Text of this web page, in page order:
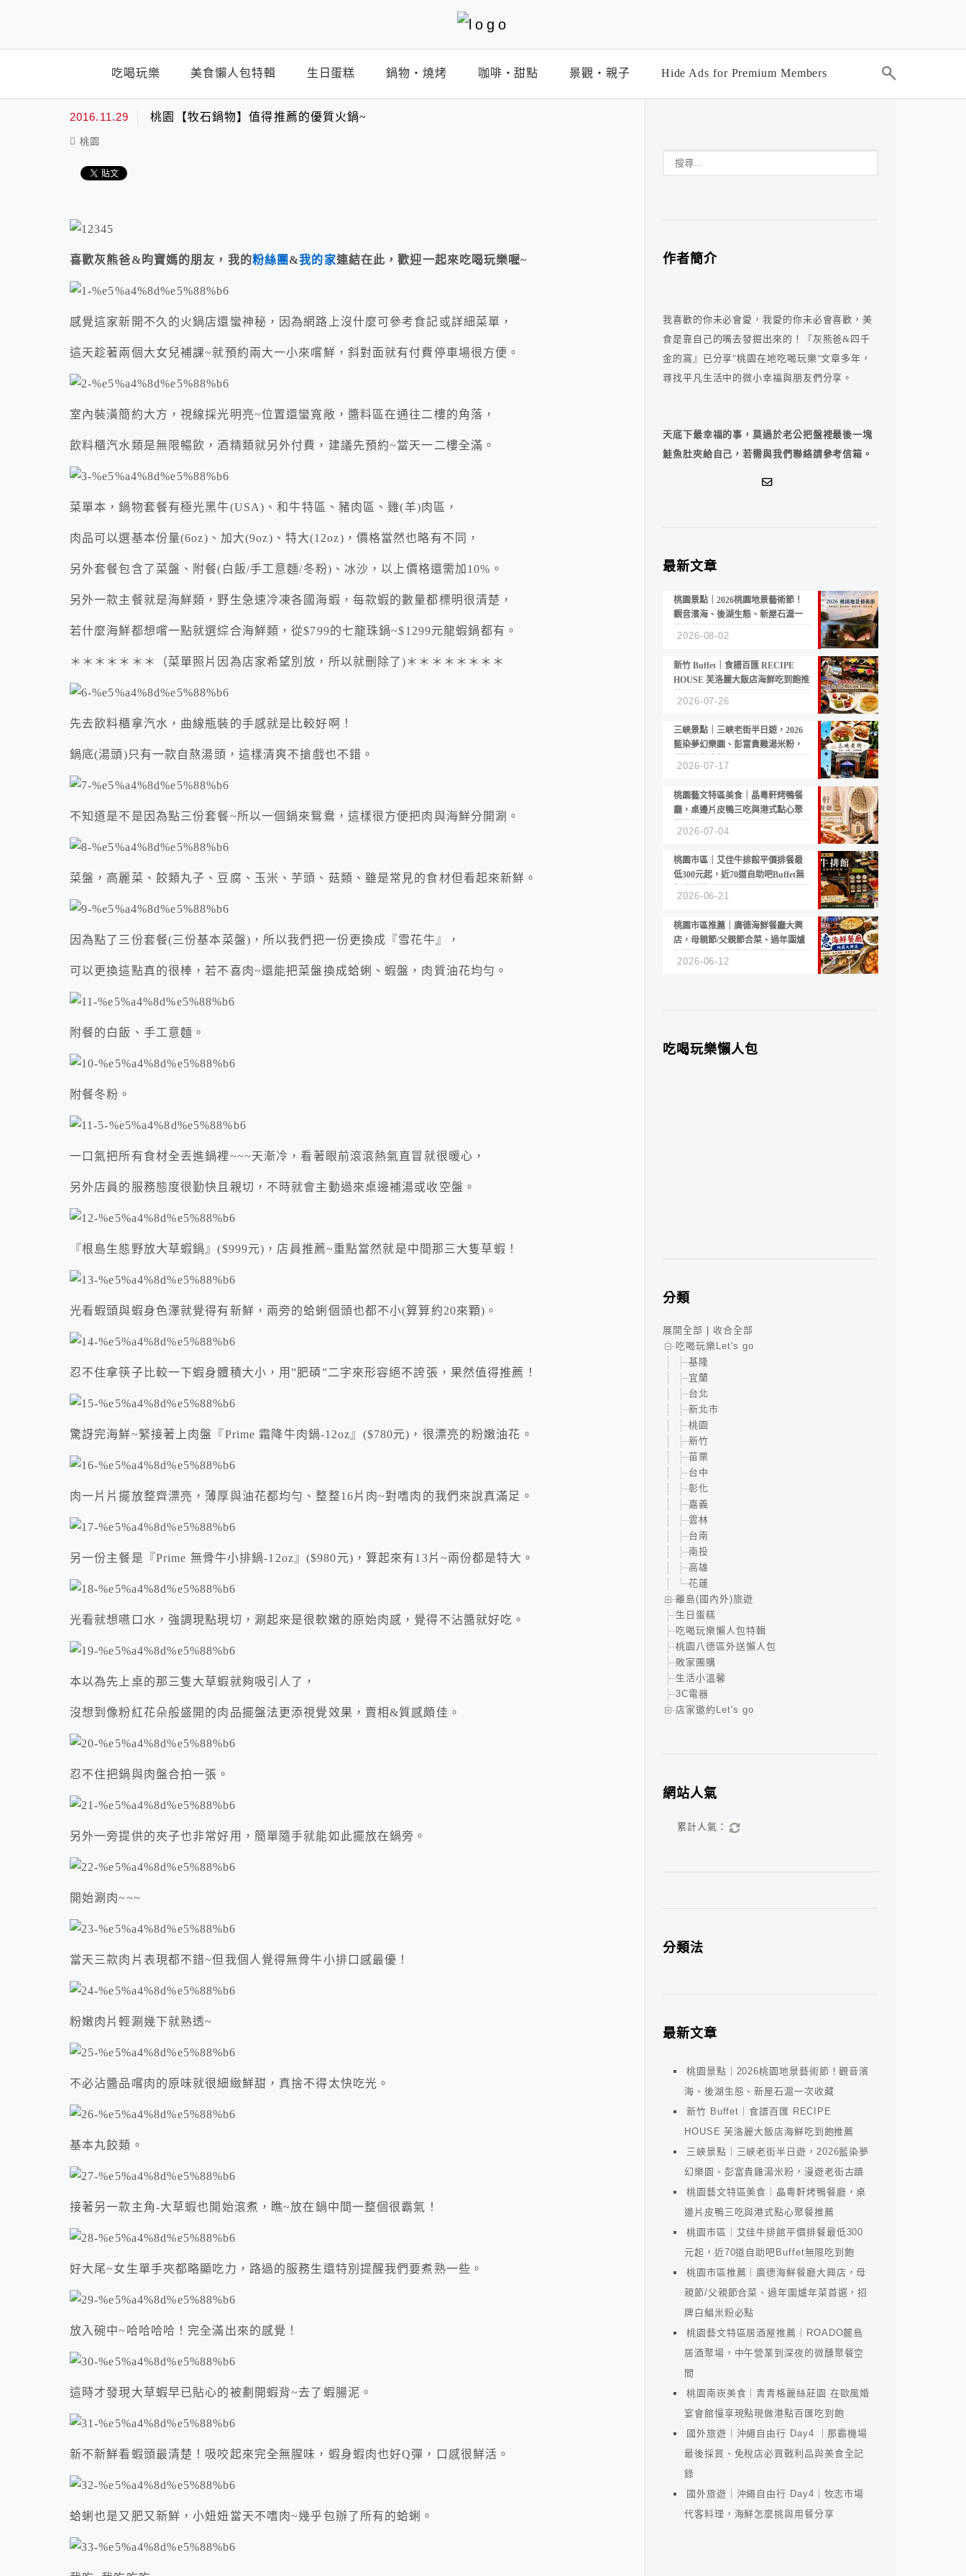
吃喝玩樂 美食懶人包特輯 生日蛋糕 鍋物‧燒烤 咖啡‧甜點 景觀‧親子 Hide Ads for Premium Members
2016.11.29 桃園【牧石鍋物】值得推薦的優質火鍋~
桃園
喜歡灰熊爸&昀寶媽的朋友，我的粉絲團 &我的家連結在此，歡迎一起來吃喝玩樂喔~
感覺這家新開不久的火鍋店還蠻神秘，因為網路上沒什麼可參考食記或詳細菜單，
這天趁著兩個大女兒補課~就預約兩大一小來嚐鮮，斜對面就有付費停車場很方便。
室內裝潢簡約大方，視線採光明亮~位置還蠻寬敞，醬料區在通往二樓的角落，
飲料櫃汽水類是無限暢飲，酒精類就另外付費，建議先預約~當天一二樓全滿。
菜單本，鍋物套餐有極光黑牛(USA)、和牛特區、豬肉區、雞(羊)肉區，
肉品可以選基本份量(6oz)、加大(9oz)、特大(12oz)，價格當然也略有不同，
另外套餐包含了菜盤、附餐(白飯/手工意麵/冬粉)、冰沙，以上價格還需加10%。
另外一款主餐就是海鮮類，野生急速冷凍各國海蝦，每款蝦的數量都標明很清楚，
若什麼海鮮都想嚐一點就選綜合海鮮類，從$799的七龍珠鍋~$1299元龍蝦鍋都有。
＊＊＊＊＊＊＊（菜單照片因為店家希望別放，所以就刪除了)＊＊＊＊＊＊＊＊
先去飲料櫃拿汽水，曲線瓶裝的手感就是比較好啊！
鍋底(湯頭)只有一款自熬湯頭，這樣清爽不搶戲也不錯。
不知道是不是因為點三份套餐~所以一個鍋來鴛鴦，這樣很方便把肉與海鮮分開涮。
菜盤，高麗菜、餃類丸子、豆腐、玉米、芋頭、菇類、雖是常見的食材但看起來新鮮。
因為點了三份套餐(三份基本菜盤)，所以我們把一份更換成『雪花牛』，
可以更換這點真的很棒，若不喜肉~還能把菜盤換成蛤蜊、蝦盤，肉質油花均勻。
附餐的白飯、手工意麵。
附餐冬粉。
一口氣把所有食材全丟進鍋裡~~~天漸冷，看著眼前滾滾熱氣直冒就很暖心，
另外店員的服務態度很勤快且親切，不時就會主動過來桌邊補湯或收空盤。
『根島生態野放大草蝦鍋』($999元)，店員推薦~重點當然就是中間那三大隻草蝦！
光看蝦頭與蝦身色澤就覺得有新鮮，兩旁的蛤蜊個頭也都不小(算算約20來顆)。
忍不住拿筷子比較一下蝦身體積大小，用”肥碩”二字來形容絕不誇張，果然值得推薦！
驚訝完海鮮~緊接著上肉盤『Prime 霜降牛肉鍋-12oz』($780元)，很漂亮的粉嫩油花。
肉一片片擺放整齊漂亮，薄厚與油花都均勻、整整16片肉~對嗜肉的我們來說真滿足。
另一份主餐是『Prime 無骨牛小排鍋-12oz』($980元)，算起來有13片~兩份都是特大。
光看就想嚥口水，強調現點現切，涮起來是很軟嫩的原始肉感，覺得不沾醬就好吃。
本以為先上桌的那三隻大草蝦就夠吸引人了，
沒想到像粉紅花朵般盛開的肉品擺盤法更添視覺效果，賣相&質感頗佳。
忍不住把鍋與肉盤合拍一張。
另外一旁提供的夾子也非常好用，簡單隨手就能如此擺放在鍋旁。
開始涮肉~~~
當天三款肉片表現都不錯~但我個人覺得無骨牛小排口感最優！
粉嫩肉片輕涮幾下就熟透~
不必沾醬品嚐肉的原味就很細緻鮮甜，真捨不得太快吃光。
基本丸餃類。
接著另一款主角-大草蝦也開始滾煮，瞧~放在鍋中間一整個很霸氣！
好大尾~女生單手夾都略顯吃力，路過的服務生還特別提醒我們要煮熟一些。
放入碗中~哈哈哈哈！完全滿出來的感覺！
這時才發現大草蝦早已貼心的被劃開蝦背~去了蝦腸泥。
新不新鮮看蝦頭最清楚！吸咬起來完全無腥味，蝦身蝦肉也好Q彈，口感很鮮活。
蛤蜊也是又肥又新鮮，小妞妞當天不嗜肉~幾乎包辦了所有的蛤蜊。
作者簡介
我喜歡的你未必會愛，我愛的你未必會喜歡，美
食是靠自己的嘴去發掘出來的！『灰熊爸&四千
金的窩』已分享"桃園在地吃喝玩樂"文章多年，
尋找平凡生活中的微小幸福與朋友們分享。
天底下最幸福的事，莫過於老公把盤裡最後一塊
鮭魚肚夾給自己，若需與我們聯絡請參考信箱。
最新文章
桃園景點｜2026桃園地景藝術節！
觀音濱海、後湖生態、新屋石滬一
2026-08-02
新竹 Buffet｜食譜百匯 RECIPE
HOUSE 芙洛麗大飯店海鮮吃到飽推
2026-07-26
三峽景點｜三峽老街半日遊，2026
藍染夢幻樂園、彭富貴雞湯米粉，
2026-07-17
桃園藝文特區美食｜晶粵軒烤鴨餐
廳，桌邊片皮鴨三吃與港式點心聚
2026-07-04
桃園市區｜艾佳牛排館平價排餐最
低300元起，近70道自助吧Buffet無
2026-06-21
桃園市區推薦｜廣德海鮮餐廳大興
店，母親節/父親節合菜、過年圍爐
2026-06-12
吃喝玩樂懶人包
分類
展開全部
收合全部
吃喝玩樂Let's go
基隆
宜蘭
台北
新北市
桃園
新竹
苗栗
台中
彰化
嘉義
雲林
台南
南投
高雄
花蓮
離島(國內外)旅遊
生日蛋糕
吃喝玩樂懶人包特輯
桃園八德區外送懶人包
敗家團購
生活小溫馨
3C電器
店家邀約Let's go
網站人氣
累計人氣：
分類法
最新文章
桃園景點｜2026桃園地景藝術節！觀音濱
海、後湖生態、新屋石滬一次收藏
新竹 Buffet｜食譜百匯 RECIPE
HOUSE 芙洛麗大飯店海鮮吃到飽推薦
三峽景點｜三峽老街半日遊，2026藍染夢
幻樂園、彭富貴雞湯米粉，漫遊老街古蹟
桃園藝文特區美食｜晶粵軒烤鴨餐廳，桌
邊片皮鴨三吃與港式點心聚餐推薦
桃園市區｜艾佳牛排館平價排餐最低300
元起，近70道自助吧Buffet無限吃到飽
桃園市區推薦｜廣德海鮮餐廳大興店，母
親節/父親節合菜、過年圍爐年菜首選，招
牌白鯧米粉必點
桃園藝文特區居酒屋推薦｜ROADO麓島
居酒聚場，中午營業到深夜的微醺聚餐空
間
桃園南崁美食｜青青格麗絲莊園 在歐風婚
宴會館慢享現點現做港點百匯吃到飽
國外旅遊｜沖繩自由行 Day4 ｜那霸機場
最後採買、免稅店必買戰利品與美食全記
錄
國外旅遊｜沖繩自由行 Day4｜牧志市場
代客料理，海鮮怎麼挑與用餐分享